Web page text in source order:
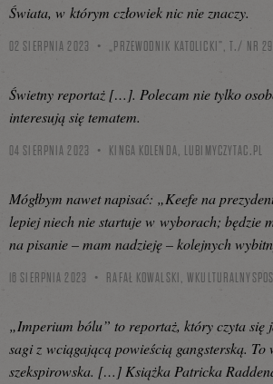
Świata, w którym człowiek nic nie znaczy.
02 SIERPNIA 2023 „PRZEWODNIK KATOLICKI”, T./ NR
Świetny reportaż […]. Polecam nie tylko
interesują się tematem.
04 SIERPNIA 2023 KINGA KOLENDA, LUBIMYCZYTAC.PL
Mógłbym nawet napisać: „Keefe na
lepiej niech nie startuje w wyborach; będzie
na pisanie – mam nadzieję – kolejnych
16 SIERPNIA 2023 RAFAŁ KOWALSKI,
„Imperium bólu” to reportaż, który czyta się
sagi z wciągającą powieścią gangsterską. To
szekspirowska. […] Książka Patricka